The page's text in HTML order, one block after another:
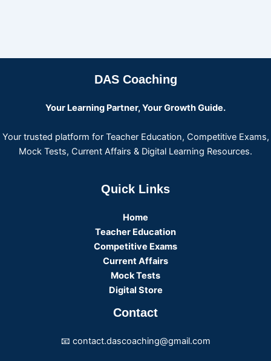
DAS Coaching
Your Learning Partner, Your Growth Guide.
Your trusted platform for Teacher Education, Competitive Exams,
Mock Tests, Current Affairs & Digital Learning Resources.
Quick Links
Home
Teacher Education
Competitive Exams
Current Affairs
Mock Tests
Digital Store
Contact
📧 contact.dascoaching@gmail.com